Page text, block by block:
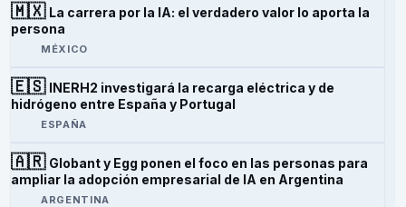
🇲🇽 La carrera por la IA: el verdadero valor lo aporta la
persona
MÉXICO
🇪🇸 INERH2 investigará la recarga eléctrica y de
hidrógeno entre España y Portugal
ESPAÑA
🇦🇷 Globant y Egg ponen el foco en las personas para
ampliar la adopción empresarial de IA en Argentina
ARGENTINA